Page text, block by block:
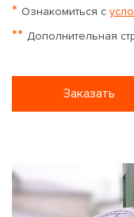
* Ознакомиться с
** Дополнительная
Заказать